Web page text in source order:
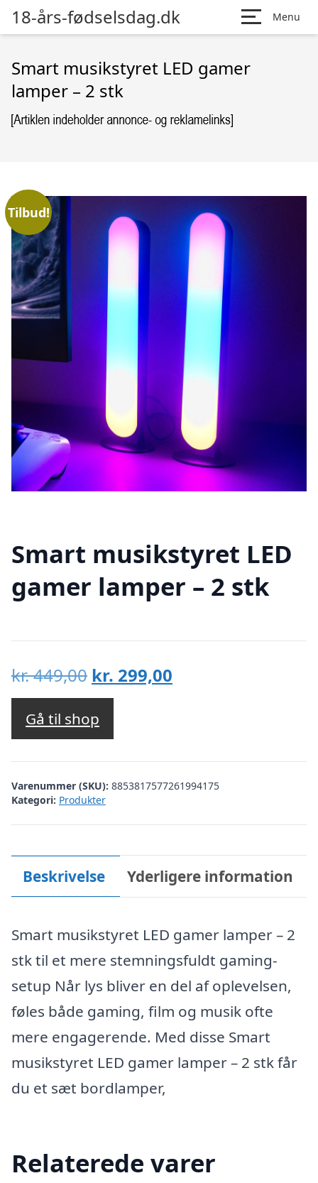
18-års-fødselsdag.dk Menu
Smart musikstyret LED gamer
lamper – 2 stk
Tilbud!
Smart musikstyret LED
gamer lamper – 2 stk
kr.449,00 Den
oprindelige
pris
var:
kr. 449,00.
kr. 299,00
kr. 299,00.
Gå til shop
Varenummer (SKU): 8853817577261994175
Kategori: Produkter
Beskrivelse Yderligere information
Smart musikstyret LED gamer lamper – 2
stk til et mere stemningsfuldt gaming-
setup Når lys bliver en del af oplevelsen,
føles både gaming, film og musik ofte
mere engagerende. Med disse Smart
musikstyret LED gamer lamper – 2 stk får
du et sæt bordlamper,
Relaterede varer